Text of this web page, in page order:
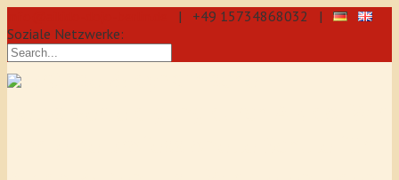
| +49 15734868032 |
Soziale Netzwerke: